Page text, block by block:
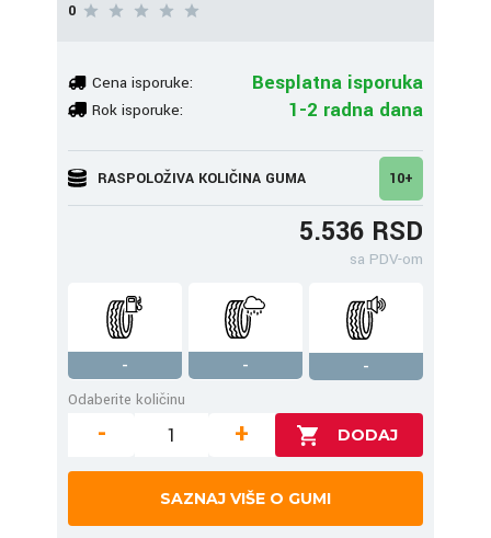
0
Cena isporuke: Besplatna isporuka
Rok isporuke: 1-2 radna dana
RASPOLOŽIVA KOLIČINA GUMA 10+
5.536 RSD
sa PDV-om
- -
-
Odaberite količinu
- +
SAZNAJ VIŠE O GUMI